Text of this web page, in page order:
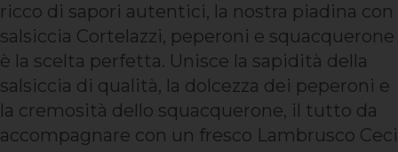
ricco di sapori autentici, la nostra piadina con
salsiccia Cortelazzi, peperoni e squacquerone
è la scelta perfetta. Unisce la sapidità della
salsiccia di qualità, la dolcezza dei peperoni e
la cremosità dello squacquerone, il tutto da
accompagnare con un fresco Lambrusco Ceci